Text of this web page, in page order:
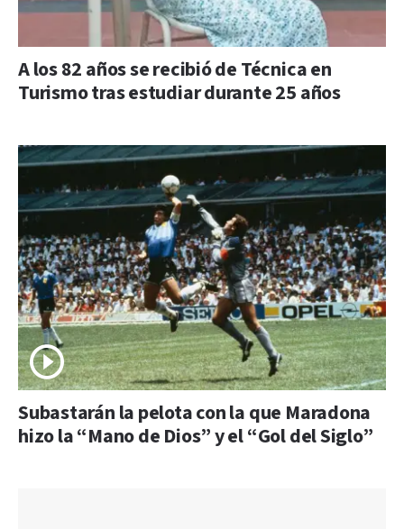
A los 82 años se recibió de Técnica en
Turismo tras estudiar durante 25 años
Subastarán la pelota con la que Maradona
hizo la “Mano de Dios” y el “Gol del Siglo”